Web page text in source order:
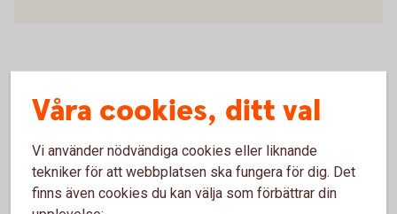
Vad tänker Ikram, Chris, Safri och Vanessa om ekonomi och
vad lägger de sina pengar på?
Våra cookies, ditt val
Vi använder nödvändiga cookies eller liknande
tekniker för att webbplatsen ska fungera för dig. Det
finns även cookies du kan välja som förbättrar din